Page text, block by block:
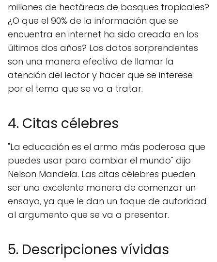
millones de hectáreas de bosques tropicales?
¿O que el 90% de la información que se
encuentra en internet ha sido creada en los
últimos dos años? Los datos sorprendentes
son una manera efectiva de llamar la
atención del lector y hacer que se interese
por el tema que se va a tratar.
4. Citas célebres
"La educación es el arma más poderosa que
puedes usar para cambiar el mundo" dijo
Nelson Mandela. Las citas célebres pueden
ser una excelente manera de comenzar un
ensayo, ya que le dan un toque de autoridad
al argumento que se va a presentar.
5. Descripciones vívidas